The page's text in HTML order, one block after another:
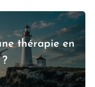
thérapie en